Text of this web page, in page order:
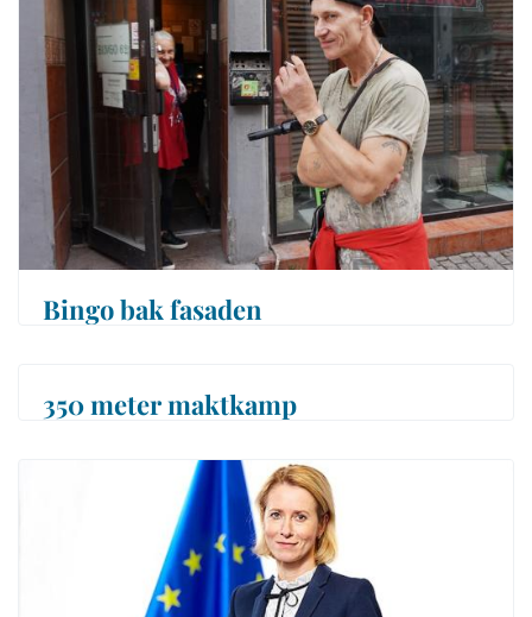
Bingo bak fasaden
350 meter maktkamp